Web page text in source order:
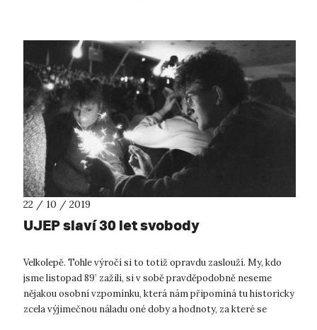
22 / 10 / 2019
UJEP slaví 30 let svobody
Velkolepě. Tohle výročí si to totiž opravdu zaslouží. My, kdo
jsme listopad 89’ zažili, si v sobě pravděpodobně neseme
nějakou osobní vzpomínku, která nám připomíná tu historicky
zcela výjimečnou náladu oné doby a hodnoty, za které se